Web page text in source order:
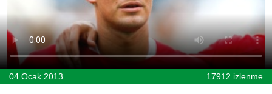
Fikstür
Facebook
Twitter
04 Ocak 2013 17912 izlenme